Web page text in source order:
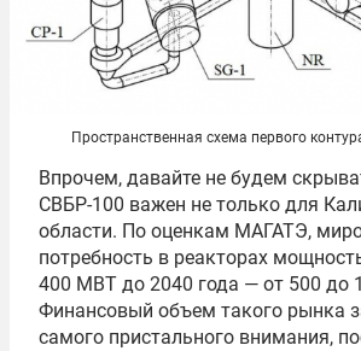
Пространственная схема первого
Впрочем, давайте не будем
СВБР-100 важен не только для
области. По оценкам МАГАТЭ,
потребность в реакторах
400 МВТ до 2040 года — от 500 до
Финансовый объем такого рынка
самого пристального внимания,